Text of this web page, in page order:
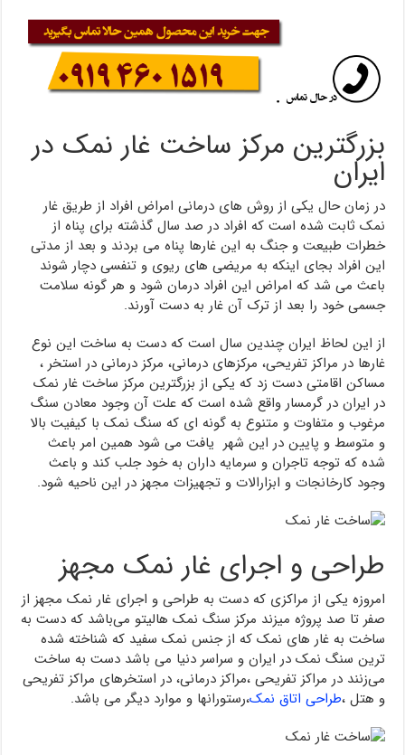
بزرگترین مرکز ساخت غار نمک در
ایران
در زمان حال یکی از روش های درمانی امراض افراد از طریق غار
نمک ثابت شده است که افراد در صد سال گذشته برای پناه از
خطرات طبیعت و جنگ به این غارها پناه می بردند و بعد از مدتی
این افراد بجای اینکه به مریضی های ریوی و تنفسی دچار شوند
باعث می شد که امراض این افراد درمان شود و هر گونه سلامت
جسمی خود را بعد از ترک آن غار به دست آورند.
از این لحاظ ایران چندین سال است که دست به ساخت این نوع
غارها در مراکز تفریحی، مرکزهای درمانی، مرکز درمانی در استخر ،
مساکن اقامتی دست زد که یکی از بزرگترین مرکز ساخت غار نمک
در ایران در گرمسار واقع شده است که علت آن وجود معادن سنگ
مرغوب و متفاوت و متنوع به گونه ای که سنگ نمک با کیفیت بالا
و متوسط و پایین در این شهر یافت می شود همین امر باعث
شده که توجه تاجران و سرمایه داران به خود جلب کند و باعث
وجود کارخانجات و ابزارالات و تجهیزات مجهز در این ناحیه شود.
طراحی و اجرای غار نمک مجهز
امروزه یکی از مراکزی که دست به طراحی و اجرای غار نمک مجهز از
صفر تا صد پروژه میزند مرکز سنگ نمک هالیتو می‌باشد که دست به
ساخت به غار های نمک که از جنس نمک سفید که شناخته شده
ترین سنگ نمک در ایران و سراسر دنیا می باشد دست به ساخت
می‌زنند در مراکز تفریحی ،مراکز درمانی، در استخرهای مراکز تفریحی
و هتل ،طراحی اتاق نمک،رستورانها و موارد دیگر می باشد.